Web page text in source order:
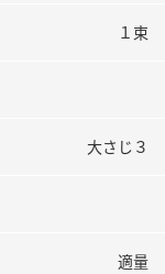
検索
１束
大さじ３
適量